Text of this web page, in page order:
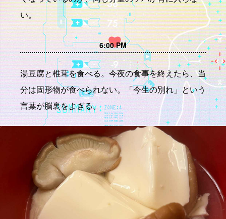
い。
6:00 PM
湯豆腐と椎茸を食べる。今夜の食事を終えたら、当
分は固形物が食べられない。「今生の別れ」という
言葉が脳裏をよぎる。